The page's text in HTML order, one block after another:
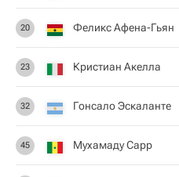
20 Феликс Афена-Гьян
23 Кристиан Акелла
32 Гонсало Эскаланте
45 Мухамаду Сарр